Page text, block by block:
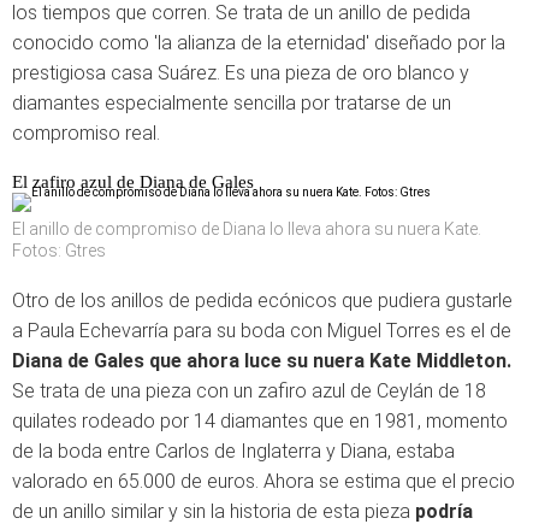
los tiempos que corren. Se trata de un anillo de pedida
conocido como 'la alianza de la eternidad' diseñado por la
prestigiosa casa Suárez. Es una pieza de oro blanco y
diamantes especialmente sencilla por tratarse de un
compromiso real.
El zafiro azul de Diana de Gales
El anillo de compromiso de Diana lo lleva ahora su nuera Kate.
Fotos: Gtres
Otro de los anillos de pedida ecónicos que pudiera gustarle
a Paula Echevarría para su boda con Miguel Torres es el de
Diana de Gales que ahora luce su nuera Kate Middleton.
Se trata de una pieza con un zafiro azul de Ceylán de 18
quilates rodeado por 14 diamantes que en 1981, momento
de la boda entre Carlos de Inglaterra y Diana, estaba
valorado en 65.000 de euros. Ahora se estima que el precio
de un anillo similar y sin la historia de esta pieza podría